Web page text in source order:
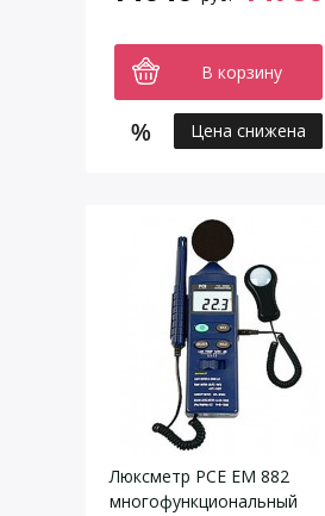
В корзину
Цена снижена
Люксметр PCE EM 882
многофункциональный